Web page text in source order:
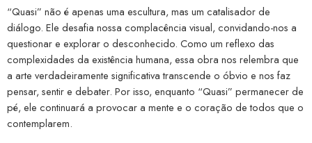
“Quasi” não é apenas uma escultura, mas um catalisador de
diálogo. Ele desafia nossa complacência visual, convidando-nos a
questionar e explorar o desconhecido. Como um reflexo das
complexidades da existência humana, essa obra nos relembra que
a arte verdadeiramente significativa transcende o óbvio e nos faz
pensar, sentir e debater. Por isso, enquanto “Quasi” permanecer de
pé, ele continuará a provocar a mente e o coração de todos que o
contemplarem.